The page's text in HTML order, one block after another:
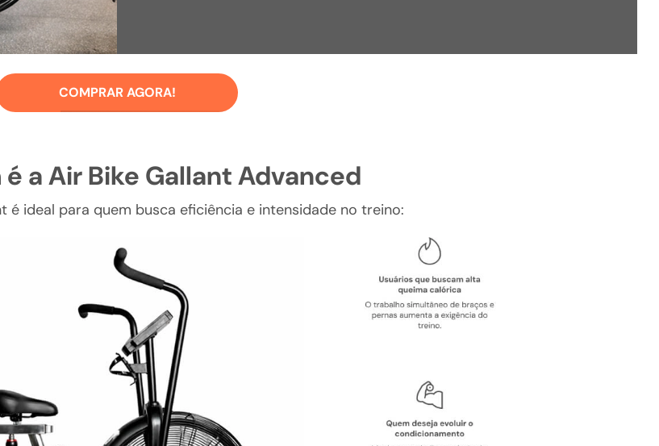
COMPRAR AGORA!
é a Air Bike Gallant Advanced
é ideal para quem busca eficiência e intensidade no treino: